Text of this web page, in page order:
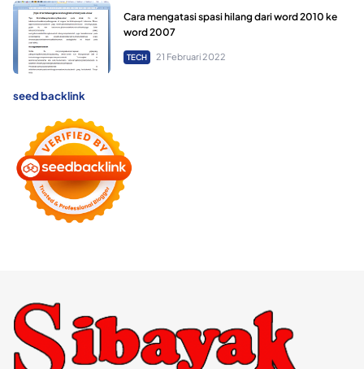
Cara mengatasi spasi hilang dari word 2010 ke
word 2007
TECH 21 Februari 2022
seed backlink